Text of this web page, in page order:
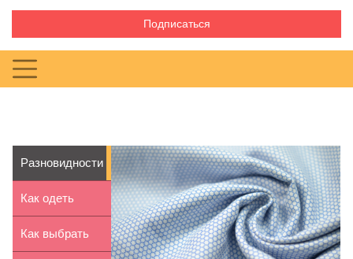
Подписаться
Разновидности
хлопковых
тканей
Как одеть
детей на
Как выбрать